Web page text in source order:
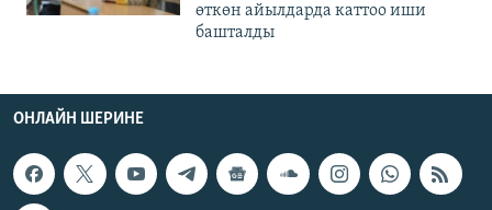
өткөн айылдарда каттоо иши
башталды
ОНЛАЙН ШЕРИНЕ